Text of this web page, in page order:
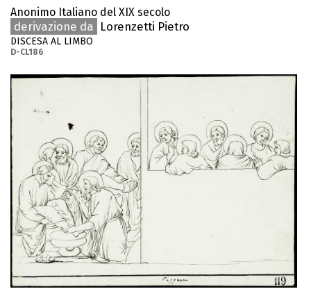
Anonimo Italiano del XIX secolo
derivazione da Lorenzetti Pietro
DISCESA AL LIMBO
D-CL186